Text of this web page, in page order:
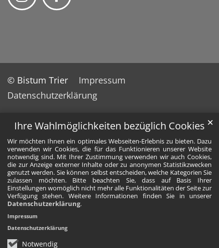
Ihre Wahlmöglichkeiten bezüglich Cookies
Wir möchten Ihnen ein optimales Webseiten-Erlebnis zu bieten. Dazu
verwenden wir Cookies, die für das Funktionieren unserer Website
notwendig sind. Mit Ihrer Zustimmung verwenden wir auch Cookies,
die zur Anzeige externer Inhalte oder zu anonymen Statistikzwecken
genutzt werden. Sie können selbst entscheiden, welche Kategorien Sie
zulassen möchten. Bitte beachten Sie, dass auf Basis Ihrer
Einstellungen womöglich nicht mehr alle Funktionalitäten der Seite zur
Verfügung stehen. Weitere Informationen finden Sie in unserer
Datenschutzerklärung.
Notwendig
✕
Impressum
Datenschutzerklärung
© Bistum Trier
Impressum
Datenschutzerklärung